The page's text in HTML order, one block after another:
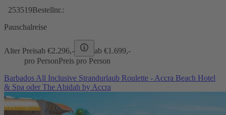
253519Bestellnr.:
Pauschalreise
Alter Preisab €2.296,- ab €1.699,-
pro PersonPreis pro Person
Barbados All Inclusive Strandurlaub Roulette - Accra Beach Hotel
& Spa oder The Abidah by Accra